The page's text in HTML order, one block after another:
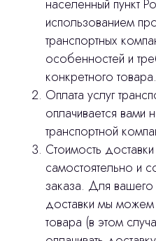
населенный пункт
использованием
транспортных
особенностей и
конкретного товара.
Оплата услуг
оплачивается вами
транспортной
Стоимость
самостоятельно и
заказа. Для вашего
доставки мы можем
товара (в этом
Остались
оставьте контакты, мы
ответим на все
© 2024 ЛС Дентал Групп
Продукция